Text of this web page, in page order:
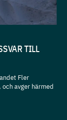
TILL
Fler
avger härmed